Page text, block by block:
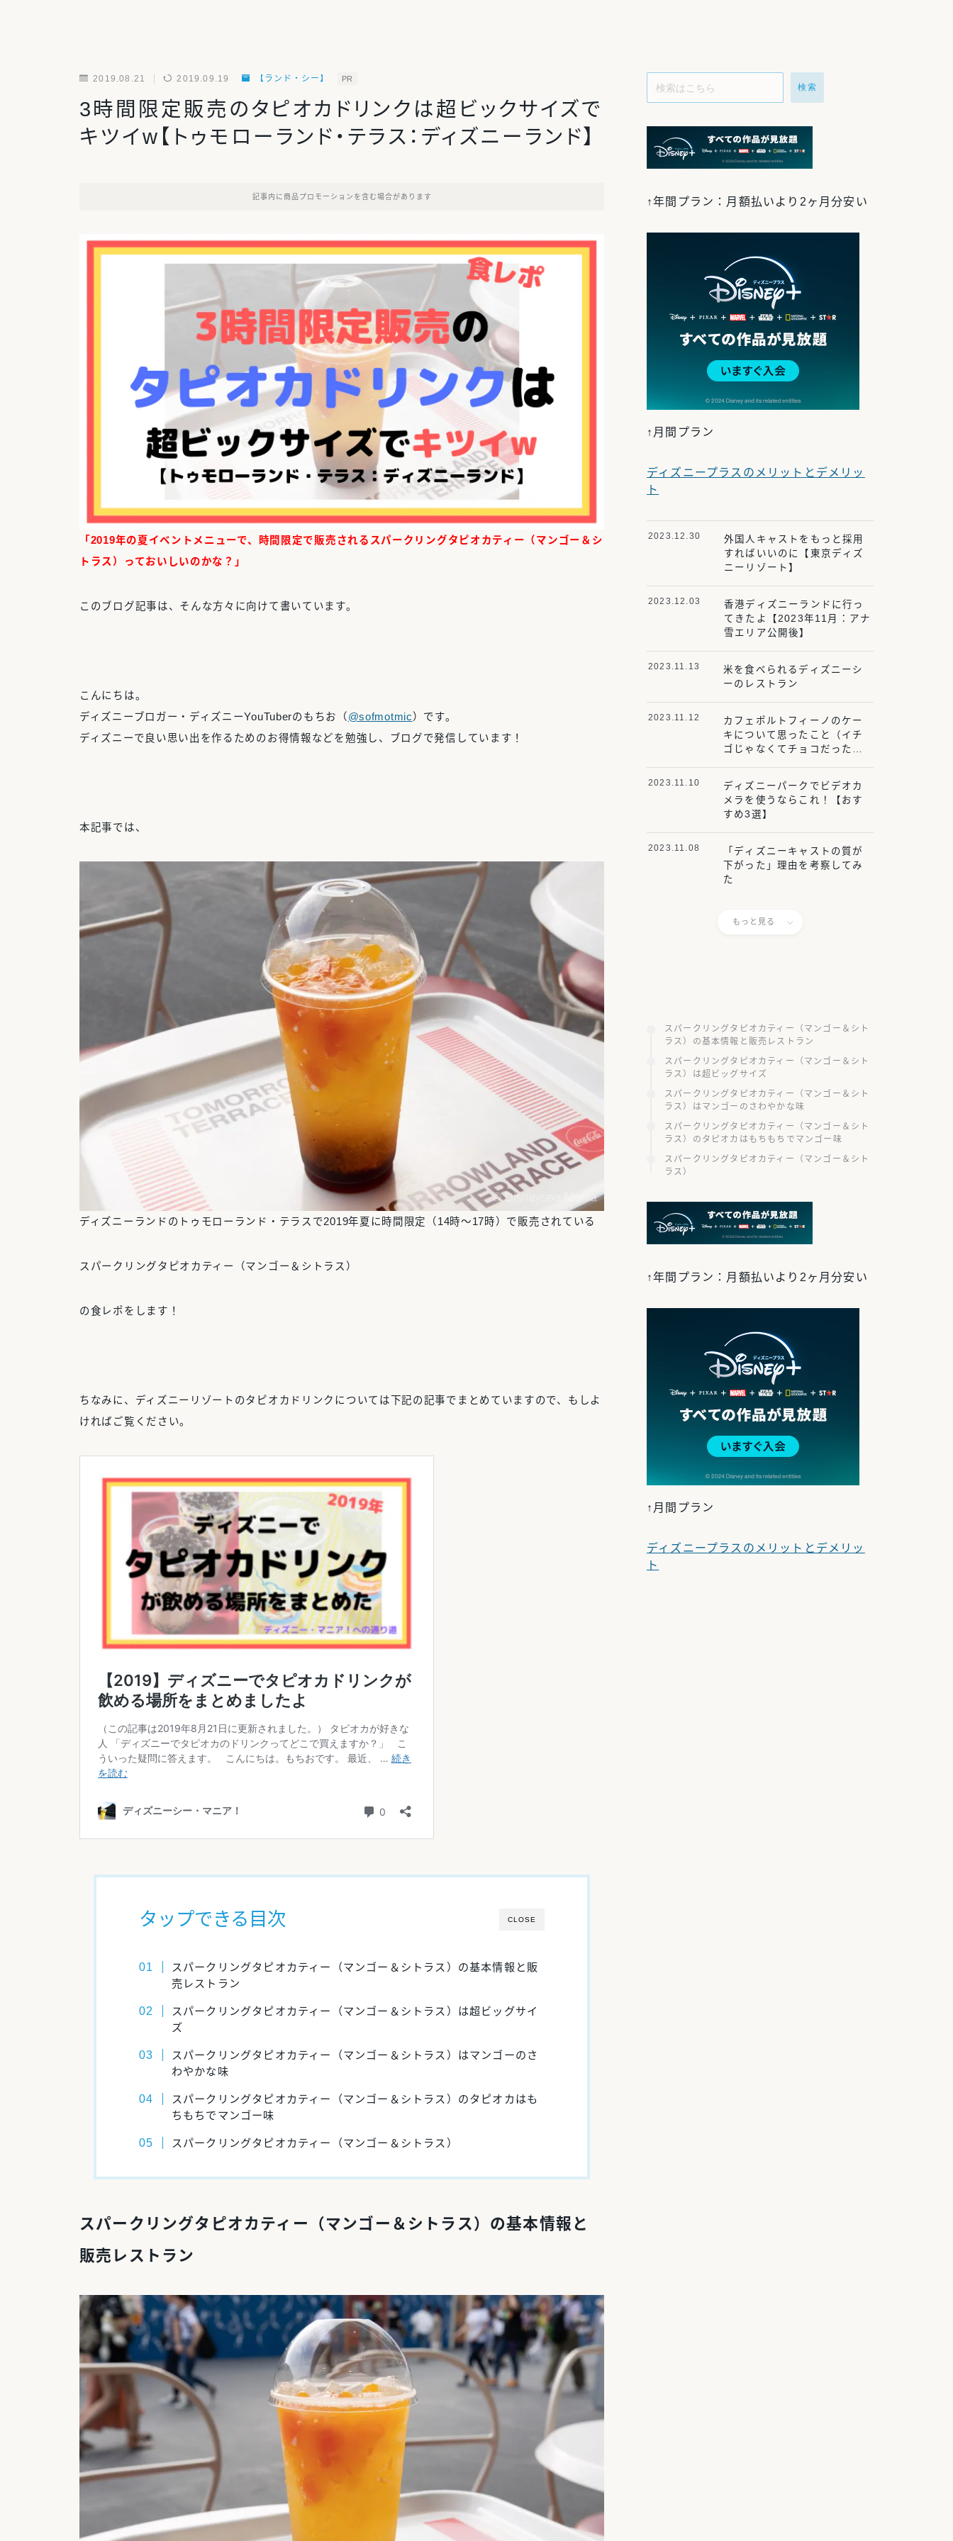
2019.08.21 2019.09.19 【ランド・シー】 PR
3時間限定販売のタピオカドリンクは超ビックサイズで
キツイw【トゥモローランド・テラス：ディズニーランド】
記事内に商品プロモーションを含む場合があります
「2019年の夏イベントメニューで、時間限定で販売されるスパークリングタピオカティー（マンゴー＆シ
トラス）っておいしいのかな？」
このブログ記事は、そんな方々に向けて書いています。
こんにちは。
ディズニーブロガー・ディズニーYouTuberのもちお（ @sofmotmic ）です。
ディズニーで良い思い出を作るためのお得情報などを勉強し、ブログで発信しています！
本記事では、
ディズニーランドのトゥモローランド・テラスで2019年夏に時間限定（14時～17時）で販売されている
スパークリングタピオカティー（マンゴー＆シトラス）
の食レポをします！
ちなみに、ディズニーリゾートのタピオカドリンクについては下記の記事でまとめていますので、もしよ
ければご覧ください。
CLOSE
タップできる目次
スパークリングタピオカティー（マンゴー＆シトラス）の基本情報と販
売レストラン
スパークリングタピオカティー（マンゴー＆シトラス）は超ビッグサイ
ズ
スパークリングタピオカティー（マンゴー＆シトラス）はマンゴーのさ
わやかな味
スパークリングタピオカティー（マンゴー＆シトラス）のタピオカはも
ちもちでマンゴー味
スパークリングタピオカティー（マンゴー＆シトラス）
スパークリングタピオカティー（マンゴー＆シトラス）の基本情報と
販売レストラン
検索
↑年間プラン：月額払いより2ヶ月分安い
↑月間プラン
ディズニープラスのメリットとデメリッ
ト
外国人キャストをもっと採用
すればいいのに【東京ディズ
ニーリゾート】
2023.12.30
香港ディズニーランドに行っ
てきたよ【2023年11月：アナ
雪エリア公開後】
2023.12.03
米を食べられるディズニーシ
ーのレストラン
2023.11.13
カフェポルトフィーノのケー
キについて思ったこと（イチ
ゴじゃなくてチョコだった事
2023.11.12
ディズニーパークでビデオカ
メラを使うならこれ！【おす
すめ3選】
2023.11.10
「ディズニーキャストの質が
下がった」理由を考察してみ
た
2023.11.08
もっと見る
スパークリングタピオカティー（マンゴー＆シト
ラス）の基本情報と販売レストラン
スパークリングタピオカティー（マンゴー＆シト
ラス）は超ビッグサイズ
スパークリングタピオカティー（マンゴー＆シト
ラス）はマンゴーのさわやかな味
スパークリングタピオカティー（マンゴー＆シト
ラス）のタピオカはもちもちでマンゴー味
スパークリングタピオカティー（マンゴー＆シト
ラス）
↑年間プラン：月額払いより2ヶ月分安い
↑月間プラン
ディズニープラスのメリットとデメリッ
ト